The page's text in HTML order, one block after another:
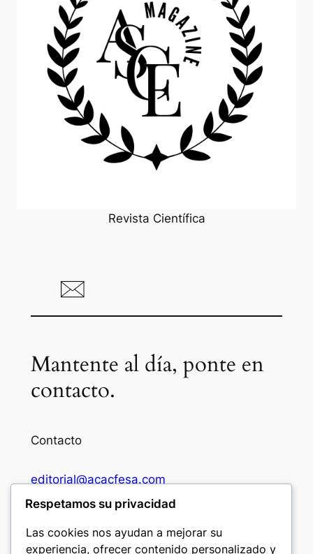
Revista Científica
Mantente al día, ponte en
contacto.
Contacto
editorial@acacfesa.com
Respetamos su privacidad
Las cookies nos ayudan a mejorar su
experiencia, ofrecer contenido personalizado y